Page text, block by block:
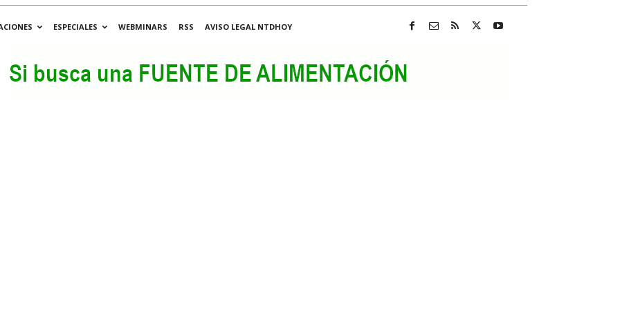
ESPECIALES WEBMINARS RSS
AVISO LEGAL NTDHOY